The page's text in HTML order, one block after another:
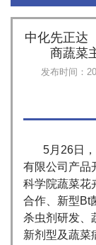
中化先正达
商蔬菜
发布时间：
5月26日，
有限公司产品
科学院蔬菜花
合作、新型Bt
杀虫剂研发、
新剂型及蔬菜